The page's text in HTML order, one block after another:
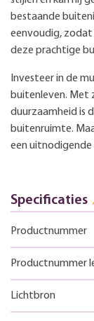
bestaande
eenvoudig, zodat
deze prachtige
Investeer in de
buitenleven. Met
duurzaamheid is
buitenruimte.
een
Specificaties
Productnummer
Productnummer
Lichtbron